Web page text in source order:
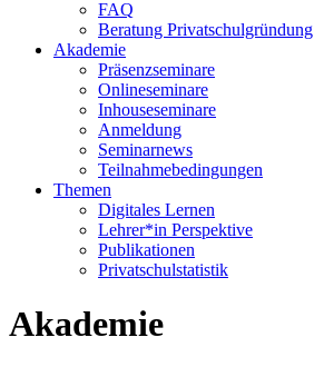
FAQ
Beratung Privatschulgründung
Akademie
Präsenzseminare
Onlineseminare
Inhouseseminare
Anmeldung
Seminarnews
Teilnahmebedingungen
Themen
Digitales Lernen
Lehrer*in Perspektive
Publikationen
Privatschulstatistik
Akademie